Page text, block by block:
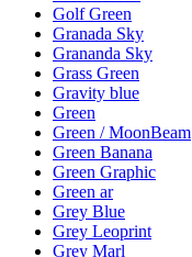
Golf Green
Granada Sky
Grananda Sky
Grass Green
Gravity blue
Green
Green / MoonBeam
Green Banana
Green Graphic
Green ar
Grey Blue
Grey Leoprint
Grey Marl